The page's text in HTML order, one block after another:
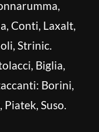
Conti, Laxalt,
Strinic.
Biglia,
Borini,
Suso.